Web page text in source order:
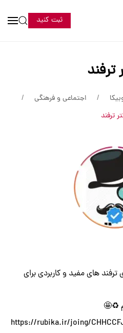
ثبت کنید
ترفند
اجتماعی و فرهنگی
ترفند
های مفید و کاربردی برای
♻️🤩
https://rubika.ir/joing/